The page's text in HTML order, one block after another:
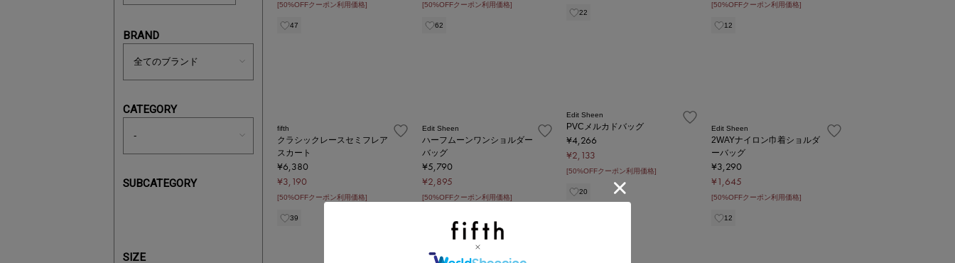
BRAND
CATEGORY
SUBCATEGORY
SIZE
[50%OFFクーポン利用価格]
47
[50%OFFクーポン利用価格]
62
22
[50%OFFクーポン利用価格]
12
fifth
クラシックレースセミフレア
スカート
¥6,380
¥3,190
[50%OFFクーポン利用価格]
39
Edit Sheen
ハーフムーンワンショルダー
バッグ
¥5,790
¥2,895
[50%OFFクーポン利用価格]
Edit Sheen
PVCメルカドバッグ
¥4,266
¥2,133
[50%OFFクーポン利用価格]
20
Edit Sheen
2WAYナイロン巾着ショルダ
ーバッグ
¥3,290
¥1,645
[50%OFFクーポン利用価格]
12